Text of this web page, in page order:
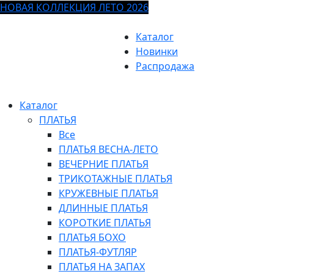
НОВАЯ КОЛЛЕКЦИЯ ЛЕТО 2026
Каталог
Новинки
Распродажа
Каталог
ПЛАТЬЯ
Все
ПЛАТЬЯ ВЕСНА-ЛЕТО
ВЕЧЕРНИЕ ПЛАТЬЯ
ТРИКОТАЖНЫЕ ПЛАТЬЯ
КРУЖЕВНЫЕ ПЛАТЬЯ
ДЛИННЫЕ ПЛАТЬЯ
КОРОТКИЕ ПЛАТЬЯ
ПЛАТЬЯ БОХО
ПЛАТЬЯ-ФУТЛЯР
ПЛАТЬЯ НА ЗАПАХ